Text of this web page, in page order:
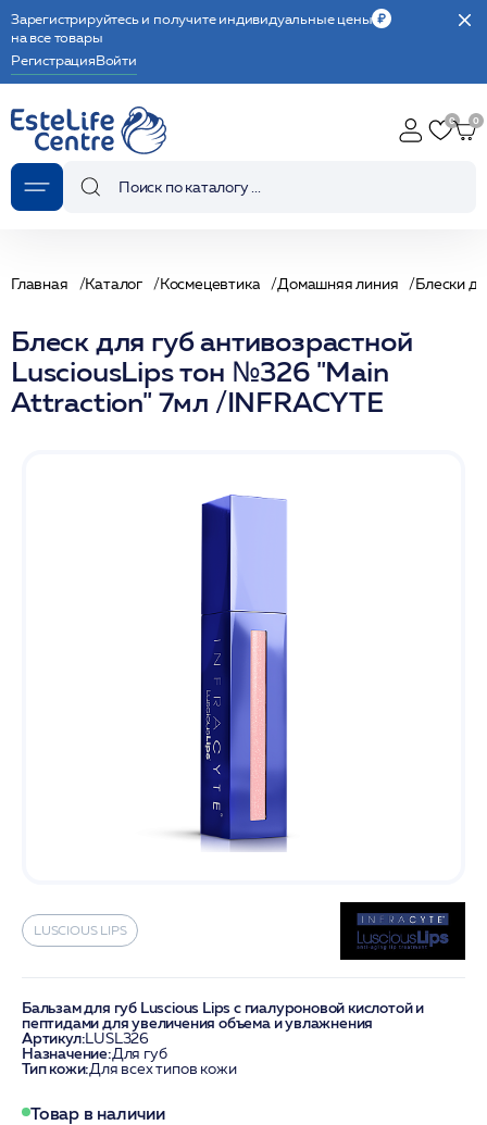
Зарегистрируйтесь и получите индивидуальные цены
на все товары
РегистрацияВойти
Главная Каталог Космецевтика Домашняя линия Блески
Блеск для губ антивозрастной
LusciousLips тон №326 "Main
Attraction" 7мл /INFRACYTE
LUSCIOUS LIPS
Бальзам для губ Luscious Lips с гиалуроновой кислотой и
пептидами для увеличения объема и увлажнения
Артикул:LUSL326
Назначение:Для губ
Тип кожи:Для всех типов кожи
Товар в наличии